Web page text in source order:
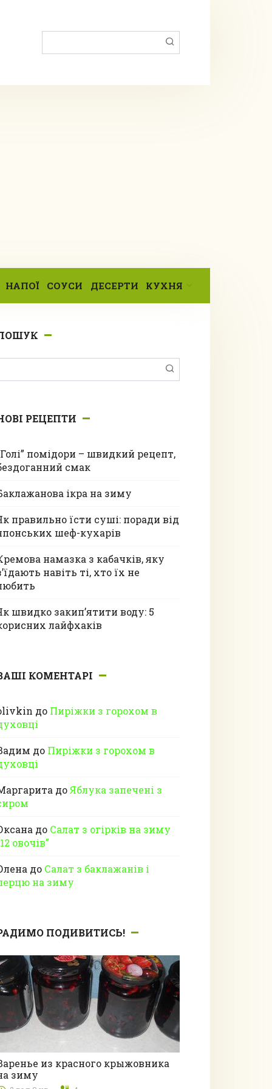
НАПОЇ СОУСИ ДЕСЕРТИ КУХНЯ
РЕЦЕПТИ
помідори – швидкий рецепт,
смак
ікра на зиму
правильно їсти суші: поради від
шеф-кухарів
намазка з кабачків, яку
навіть ті, хто їх не
швидко закип’ятити воду: 5
лайфхаків
КОМЕНТАРІ
до Пиріжки з горохом в
до Пиріжки з горохом в
доЯблука запечені з
до Салат з огірків на зиму
овочів”
до Салат з баклажанів і
на зиму
ПОДИВИТИСЬ!
Без рубрики
из красного крыжовника
зиму